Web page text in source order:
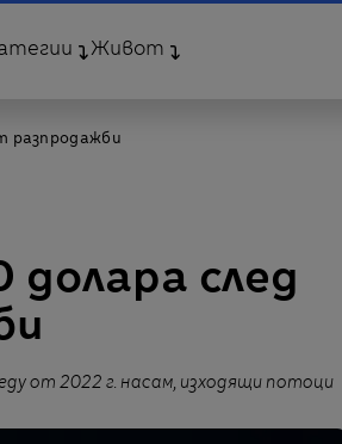
Живот
разпродажби
след
от 2022 г. насам, изходящи потоци